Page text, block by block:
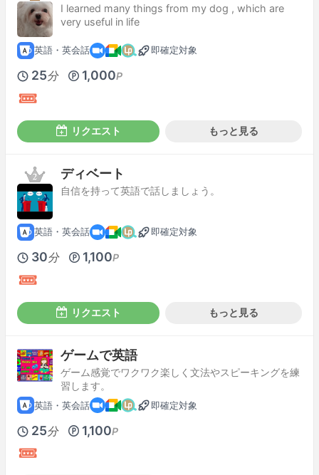
I learned many things from my dog , which are
very useful in life
英語・英会話 即確定対象
25分 1,000P
リクエスト もっと見る
ディベート
自信を持って英語で話しましょう。
英語・英会話 即確定対象
30分 1,100P
リクエスト もっと見る
ゲームで英語
ゲーム感覚でワクワク楽しく文法やスピーキングを練
習します。
英語・英会話 即確定対象
25分 1,100P